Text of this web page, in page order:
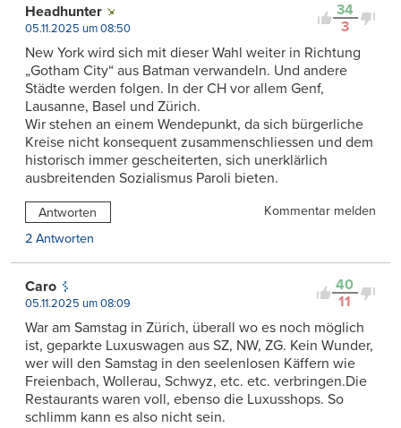
34
3
Headhunter
05.11.2025 um 08:50
New York wird sich mit dieser Wahl weiter in Richtung
„Gotham City“ aus Batman verwandeln. Und andere
Städte werden folgen. In der CH vor allem Genf,
Lausanne, Basel und Zürich.
Wir stehen an einem Wendepunkt, da sich bürgerliche
Kreise nicht konsequent zusammenschliessen und dem
historisch immer gescheiterten, sich unerklärlich
ausbreitenden Sozialismus Paroli bieten.
Antworten
Kommentar melden
2 Antworten
40
11
Caro
05.11.2025 um 08:09
War am Samstag in Zürich, überall wo es noch möglich
ist, geparkte Luxuswagen aus SZ, NW, ZG. Kein Wunder,
wer will den Samstag in den seelenlosen Käffern wie
Freienbach, Wollerau, Schwyz, etc. etc. verbringen.Die
Restaurants waren voll, ebenso die Luxusshops. So
schlimm kann es also nicht sein.